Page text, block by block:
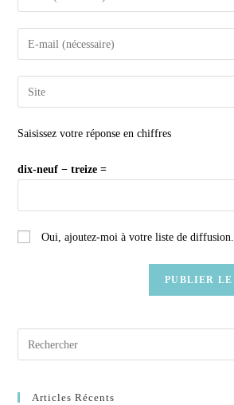
Saisissez votre réponse en chiffres
dix-neuf − treize =
Oui, ajoutez-moi à votre liste de diffusion.
Articles Récents